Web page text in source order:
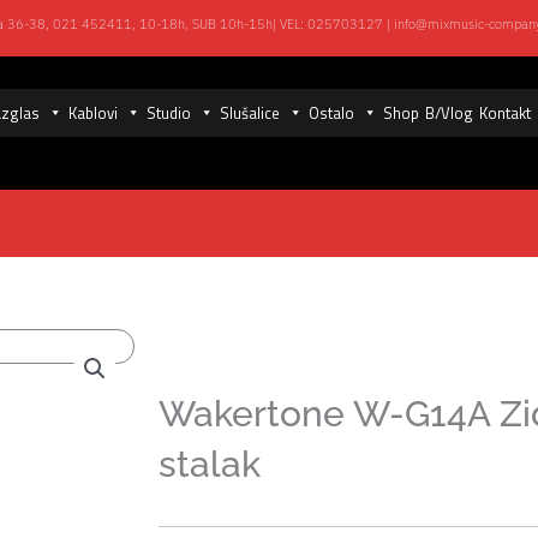
36-38,021 452411, 10-18h, SUB 10h-15h| VEL:025703127 | info@mixmusic-
Kablovi Studio Slušalice Ostalo Shop B/Vlog Kontakt
Wakertone W-G14A
stalak